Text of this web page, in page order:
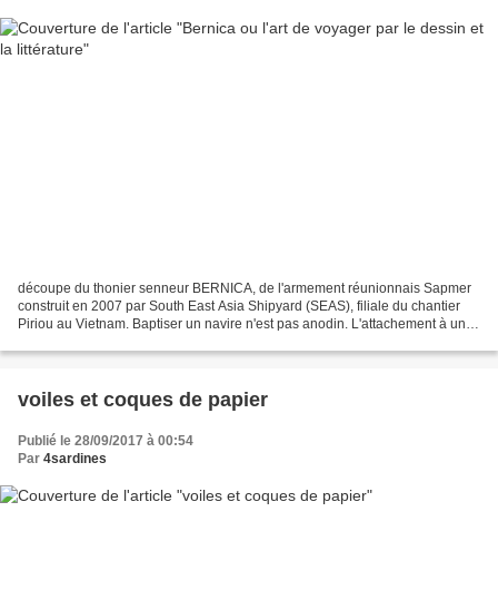
découpe du thonier senneur BERNICA, de l'armement réunionnais Sapmer
construit en 2007 par South East Asia Shipyard (SEAS), filiale du chantier
Piriou au Vietnam. Baptiser un navire n'est pas anodin. L'attachement à un
voiles et coques de papier
Publié le 28/09/2017 à 00:54
Par 4sardines